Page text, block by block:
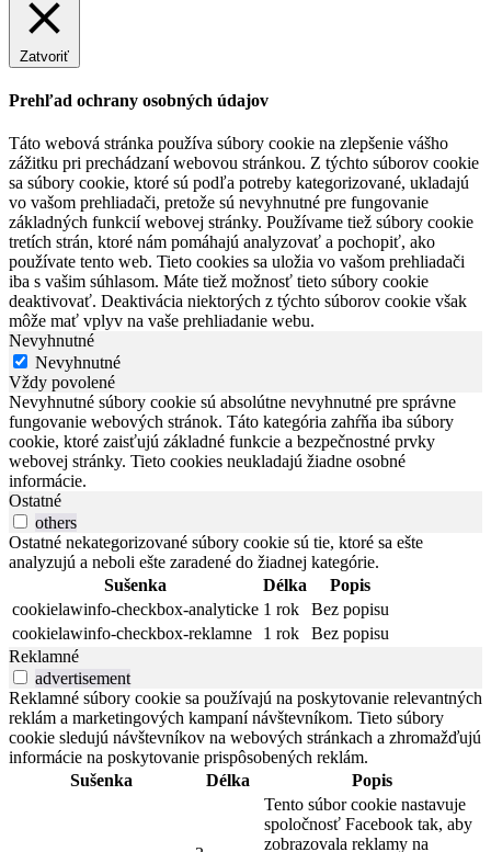
Zatvoriť
Prehľad ochrany osobných údajov
Táto webová stránka používa súbory cookie na zlepšenie vášho
zážitku pri prechádzaní webovou stránkou. Z týchto súborov cookie
sa súbory cookie, ktoré sú podľa potreby kategorizované, ukladajú
vo vašom prehliadači, pretože sú nevyhnutné pre fungovanie
základných funkcií webovej stránky. Používame tiež súbory cookie
tretích strán, ktoré nám pomáhajú analyzovať a pochopiť, ako
používate tento web. Tieto cookies sa uložia vo vašom prehliadači
iba s vašim súhlasom. Máte tiež možnosť tieto súbory cookie
deaktivovať. Deaktivácia niektorých z týchto súborov cookie však
môže mať vplyv na vaše prehliadanie webu.
Nevyhnutné
Nevyhnutné
Vždy povolené
Nevyhnutné súbory cookie sú absolútne nevyhnutné pre správne
fungovanie webových stránok. Táto kategória zahŕňa iba súbory
cookie, ktoré zaisťujú základné funkcie a bezpečnostné prvky
webovej stránky. Tieto cookies neukladajú žiadne osobné
informácie.
Ostatné
others
Ostatné nekategorizované súbory cookie sú tie, ktoré sa ešte
analyzujú a neboli ešte zaradené do žiadnej kategórie.
Sušenka
Délka
Popis
cookielawinfo-checkbox-analyticke 1 rok
Bez popisu
cookielawinfo-checkbox-reklamne
1 rok
Bez popisu
Reklamné
advertisement
Reklamné súbory cookie sa používajú na poskytovanie relevantných
reklám a marketingových kampaní návštevníkom. Tieto súbory
cookie sledujú návštevníkov na webových stránkach a zhromažďujú
informácie na poskytovanie prispôsobených reklám.
Sušenka
Délka Popis
Tento súbor cookie nastavuje
spoločnosť Facebook tak, aby
zobrazovala reklamy na